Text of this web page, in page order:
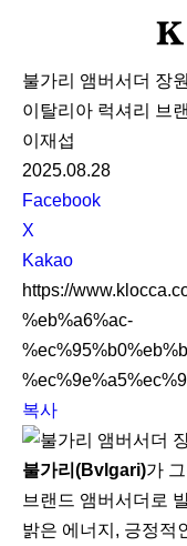
K
O
C
불가리 앰버서더 장
이탈리아 럭셔리 브
이재섭
2025.08.28
S
N
S
S
h
a
r
e
Facebook
X
Kakao
https://
%eb%a6%ac-
복사
불가리(Bvlgari)가
브랜드 앰버서더로
밝은 에너지, 긍정적